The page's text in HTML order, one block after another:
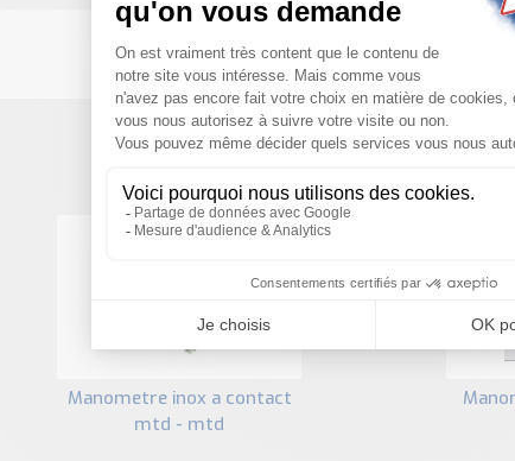
PRODUITS
manometre inox a contact
mtd - mtd
manometre electronique